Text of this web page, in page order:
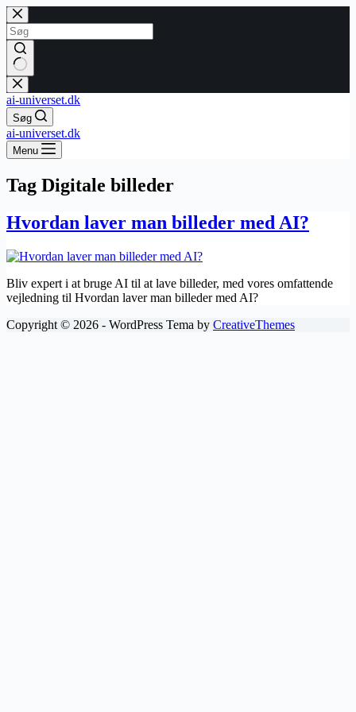
Fortsæt
til
indhold
Ingen
resultater
ai-universet.dk
Søg
ai-universet.dk
Menu
Tag Digitale billeder
Hvordan laver man billeder med AI?
Bliv expert i at bruge AI til at lave billeder, med vores omfattende
vejledning til Hvordan laver man billeder med AI?
Copyright © 2026 - WordPress Tema by CreativeThemes